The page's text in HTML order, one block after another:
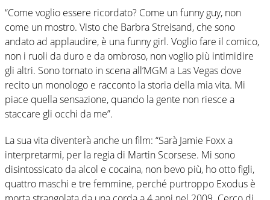
“Come voglio essere ricordato? Come un funny guy, non
come un mostro. Visto che Barbra Streisand, che sono
andato ad applaudire, è una funny girl. Voglio fare il comico,
non i ruoli da duro e da ombroso, non voglio più intimidire
gli altri. Sono tornato in scena all’MGM a Las Vegas dove
recito un monologo e racconto la storia della mia vita. Mi
piace quella sensazione, quando la gente non riesce a
staccare gli occhi da me”.
La sua vita diventerà anche un film: “Sarà Jamie Foxx a
interpretarmi, per la regia di Martin Scorsese. Mi sono
disintossicato da alcol e cocaina, non bevo più, ho otto figli,
quattro maschi e tre femmine, perché purtroppo Exodus è